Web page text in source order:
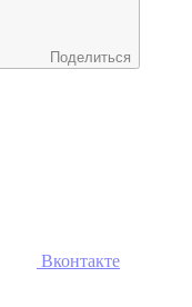
Поделиться
Вконтакте